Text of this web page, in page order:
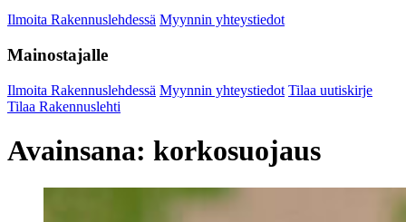
Ilmoita Rakennuslehdessä Myynnin yhteystiedot
Mainostajalle
Ilmoita Rakennuslehdessä Myynnin yhteystiedot Tilaa uutiskirje
Tilaa Rakennuslehti
Avainsana: korkosuojaus